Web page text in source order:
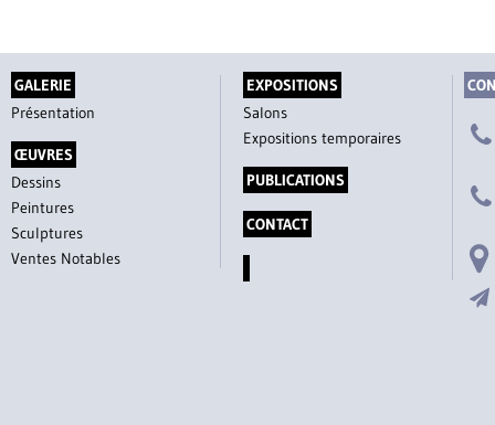
GALERIE
Présentation
ŒUVRES
Dessins
Peintures
Sculptures
Ventes Notables
EXPOSITIONS
Salons
Expositions temporaires
PUBLICATIONS
CONTACT